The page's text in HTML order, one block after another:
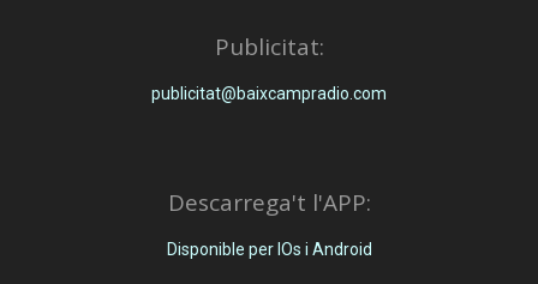
Publicitat:
publicitat@baixcampradio.com
Descarrega't l'APP:
Disponible per IOs i Android